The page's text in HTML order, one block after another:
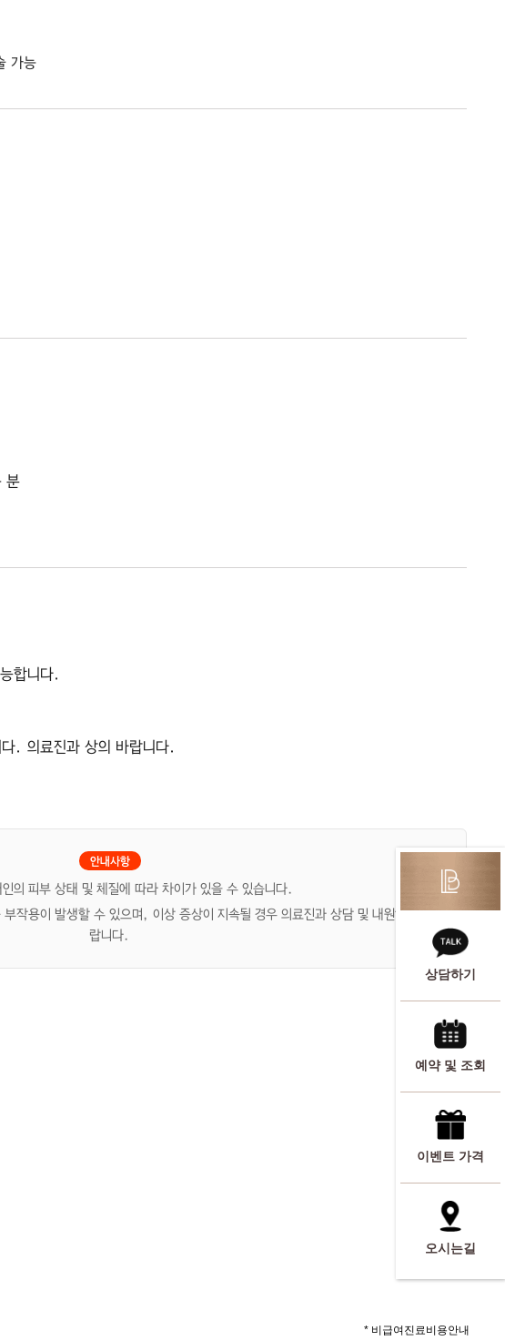
가능
분
합니다.
. 의료진과 상의 바랍니다.
의 피부 상태 및 체질에 따라 차이가 있을 수 있습니다.
작용이 발생할 수 있으며, 이상 증상이 지속될 경우 의료진과 상담 및 내원하시기 바
랍니다.
* 비급여진료비용안내
상담하기
예약 및 조회
이벤트 가격
오시는길